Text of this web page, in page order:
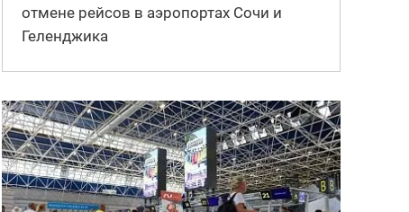
отмене рейсов в аэропортах Сочи и
Геленджика